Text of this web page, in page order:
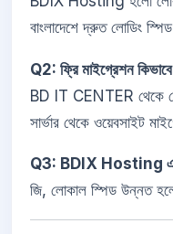
বাংলাদেশে দ্রুত লোডিং
Q2: ফ্রি মাইগ্রেশন
BD IT CENTER থেকে
সার্ভার থেকে ওয়েবসাইট
Q3: BDIX Hosting এর
জি, লোকাল স্পিড উন্নত